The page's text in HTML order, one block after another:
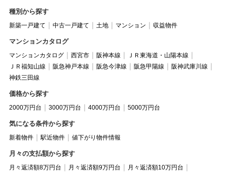
種別から探す
新築一戸建て 中古一戸建て 土地 マンション 収益物件
マンションカタログ
マンションカタログ 西宮市 阪神本線
ＪＲ東海道・山陽本線
ＪＲ福知山線
阪急神戸本線 阪急今津線 阪急甲陽線
阪神武庫川線
神鉄三田線
価格から探す
2000万円台 3000万円台 4000万円台 5000万円台
気になる条件から探す
新着物件 駅近物件 値下がり物件情報
月々の支払額から探す
月々返済額8万円台 月々返済額9万円台
月々返済額10万円台